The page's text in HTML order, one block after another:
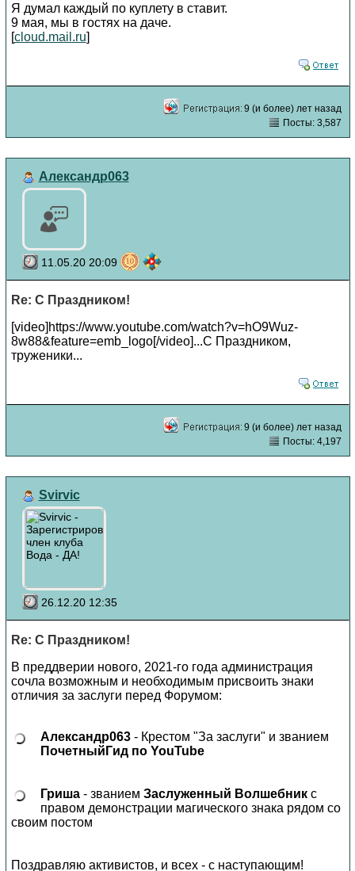
Я думал каждый по куплету в ставит.
9 мая, мы в гостях на даче.
[cloud.mail.ru]
9 (и более) лет назад
Посты: 3,587
Александр063
11.05.20 20:09
Re: С Праздником!
[video]https://www.youtube.com/watch?v=hO9Wuz-
8w88&feature=emb_logo[/video]...С Праздником,
труженики...
9 (и более) лет назад
Посты: 4,197
Svirvic
26.12.20 12:35
Re: С Праздником!
В преддверии нового, 2021-го года администрация
сочла возможным и необходимым присвоить знаки
отличия за заслуги перед Форумом:
Александр063- Крестом "За заслуги" и званием
ПочетныйГид по YouTube
Гриша- званием Заслуженный Волшебникс
правом демонстрации магического знака рядом со
своим постом
Поздравляю активистов, и всех - с наступающим!